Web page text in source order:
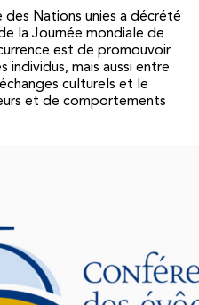
des Nations unies a décrété
la Journée mondiale de
est de promouvoir
individus, mais aussi entre
culturels et le
et de comportements